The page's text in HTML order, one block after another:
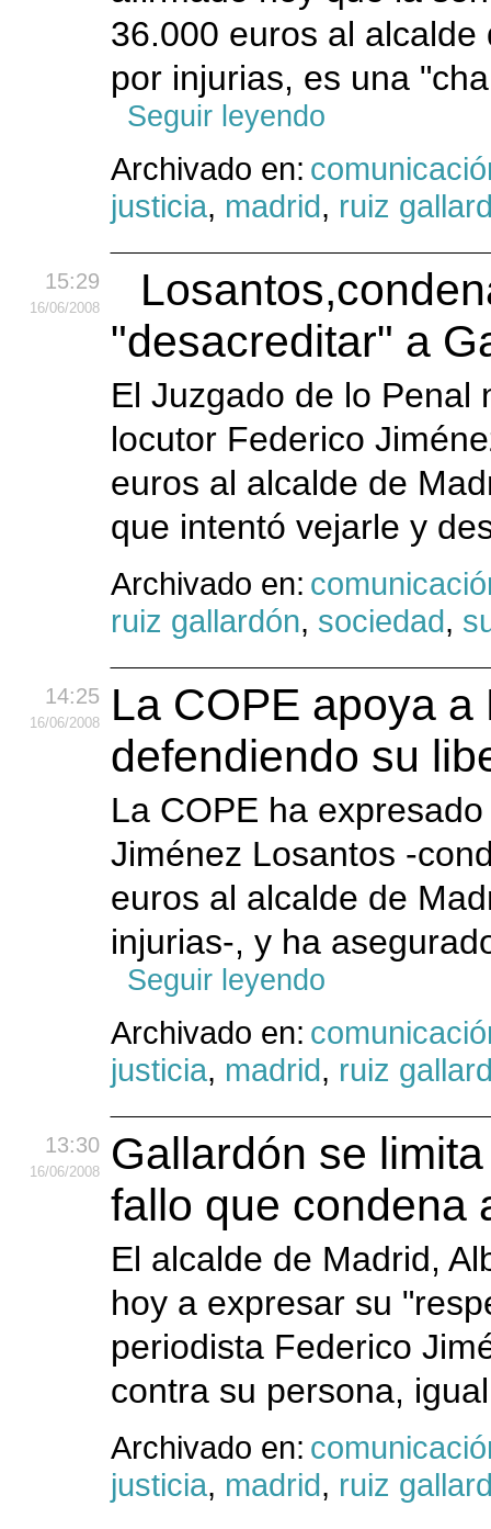
36.000 euros al
por injurias, es una
Seguir leyendo
Archivado en:
justicia, madrid, ruiz
15:29
16/06/2008
"desacreditar" a
El Juzgado de lo Penal
locutor Federico
euros al alcalde de
que intentó vejarle y
Archivado en:
ruiz gallardón, sociedad,
14:25
16/06/2008
La COPE apoya
defendiendo su
La COPE ha
Jiménez Losantos -
euros al alcalde de
injurias-, y ha
Seguir leyendo
Archivado en:
justicia, madrid, ruiz
13:30
16/06/2008
Gallardón se
fallo que condena
El alcalde de Madrid,
hoy a expresar su
periodista Federico
contra su persona,
Archivado en:
justicia, madrid, ruiz